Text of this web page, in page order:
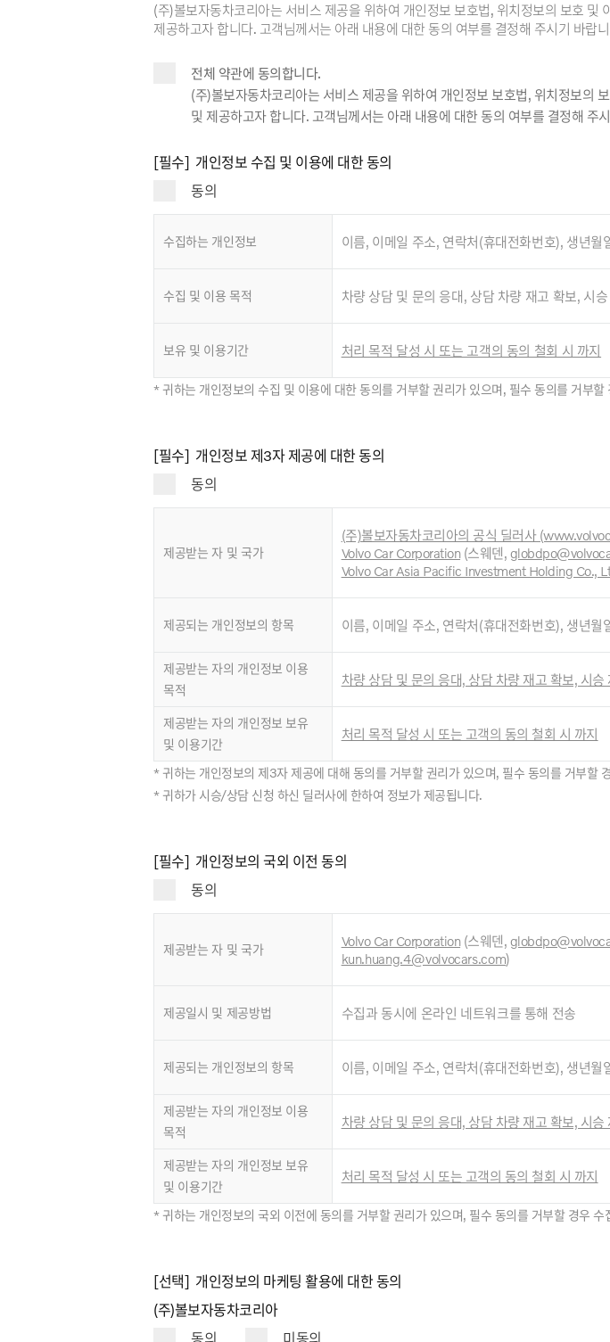
(주)볼보자동차코리아는 서비스 제공을 위하여 개인정보 보호법, 위치정보의 보호
제공하고자 합니다. 고객님께서는 아래 내용에 대한 동의 여부를 결정해 주시기 바랍
전체 약관에 동의합니다.
(주)볼보자동차코리아는 서비스 제공을 위하여 개인정보 보호법, 위치정보의
및 제공하고자 합니다. 고객님께서는 아래 내용에 대한 동의 여부를 결정해 주
[필수] 개인정보 수집 및 이용에 대한 동의
동의
수집하는 개인정보 이름, 이메일 주소, 연락처(휴대전화번호), 생년
수집 및 이용 목적 차량 상담 및 문의 응대, 상담 차량 재고 확보, 시
보유 및 이용기간 처리 목적 달성 시 또는 고객의 동의 철회 시 까지
* 귀하는 개인정보의 수집 및 이용에 대한 동의를 거부할 권리가 있으며, 필수 동의를 거부
[필수] 개인정보 제3자 제공에 대한 동의
동의
제공받는 자 및 국가
(주)볼보자동차코리아의 공식 딜러사
Volvo Car Corporation(스웨덴,
Volvo Car Asia Pacific Investment Holding Co.,
제공되는 개인정보의 항목 이름, 이메일 주소, 연락처(휴대전화번호), 생년월
제공받는 자의 개인정보 이용
목적
차량 상담 및 문의 응대, 상담 차량 재고 확보, 시
제공받는 자의 개인정보 보유
및 이용기간
처리 목적 달성 시 또는 고객의 동의 철회 시 까지
* 귀하는 개인정보의 제3자 제공에 대해 동의를 거부할 권리가 있으며, 필수 동의를 거부할
* 귀하가 시승/상담 신청 하신 딜러사에 한하여 정보가 제공됩니다.
[필수] 개인정보의 국외 이전 동의
동의
제공받는 자 및 국가
Volvo Car Corporation(스웨덴,
kun.huang.4@volvocars.com)
제공일시 및 제공방법 수집과 동시에 온라인 네트워크를 통해 전송
제공되는 개인정보의 항목 이름, 이메일 주소, 연락처(휴대전화번호), 생년월
제공받는 자의 개인정보 이용
목적
차량 상담 및 문의 응대, 상담 차량 재고 확보, 시
제공받는 자의 개인정보 보유
및 이용기간
처리 목적 달성 시 또는 고객의 동의 철회 시 까지
* 귀하는 개인정보의 국외 이전에 동의를 거부할 권리가 있으며, 필수 동의를 거부할 경우
[선택] 개인정보의 마케팅 활용에 대한 동의
(주)볼보자동차코리아
동의
미동의